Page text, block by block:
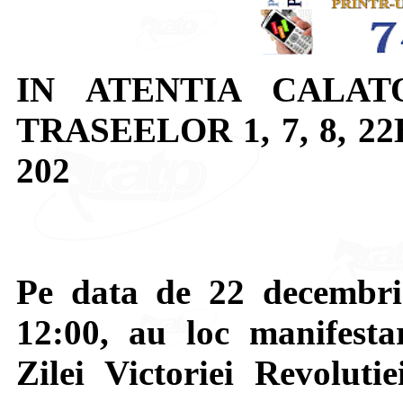
IN ATENTIA
TRASEELOR 1, 7, 8,
202
Pe data de 22
12:00, au loc
Zilei Victoriei